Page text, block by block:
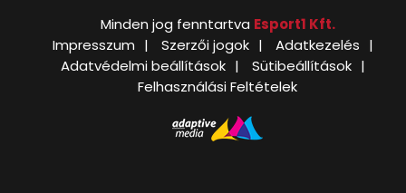
Minden jog fenntartva Esport1 Kft.
Impresszum
Szerzői jogok
Adatkezelés
Adatvédelmi beállítások
Sütibeállítások
Felhasználási Feltételek